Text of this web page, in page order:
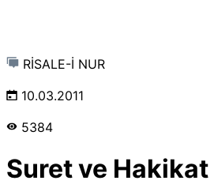
RİSALE-İ NUR
10.03.2011
5384
Suret ve Hakikat